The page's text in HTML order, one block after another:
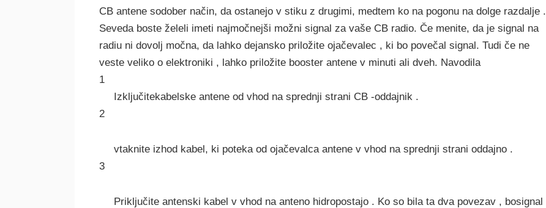
CB antene sodober način, da ostanejo v stiku z drugimi, medtem ko na pogonu na dolge razdalje .
Seveda boste želeli imeti najmočnejši možni signal za vaše CB radio. Če menite, da je signal na
radiu ni dovolj močna, da lahko dejansko priložite ojačevalec , ki bo povečal signal. Tudi če ne
veste veliko o elektroniki , lahko priložite booster antene v minuti ali dveh. Navodila
1
Izključitekabelske antene od vhod na sprednji strani CB -oddajnik .
2
vtaknite izhod kabel, ki poteka od ojačevalca antene v vhod na sprednji strani oddajno .
3
Priključite antenski kabel v vhod na anteno hidropostajo . Ko so bila ta dva povezav , bosignal